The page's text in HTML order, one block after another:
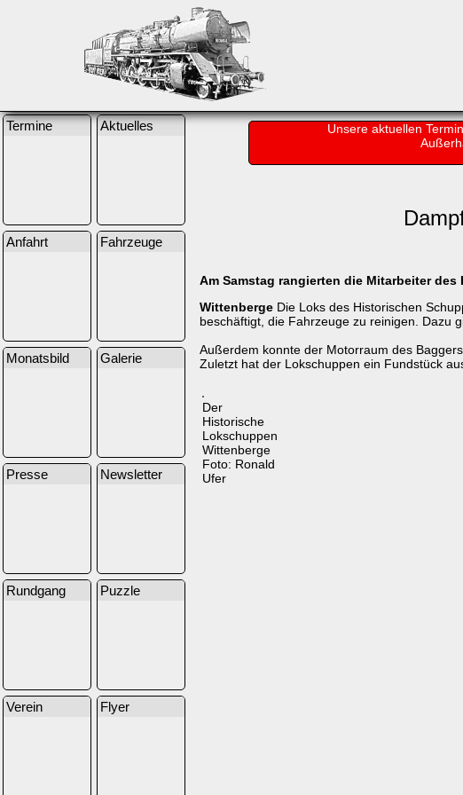
Termine Aktuelles
Anfahrt Fahrzeuge
Monatsbild Galerie
Presse Newsletter
Rundgang Puzzle
Verein Flyer
Unsere aktuellen
Am Samstag rangierten die Mitarbeiter
Wittenberge Die Loks des Historischen
beschäftigt, die Fahrzeuge zu reinigen. Dazu
Außerdem konnte der Motorraum des
Zuletzt hat der Lokschuppen ein Fundstück
Der
Historische
Lokschuppen
Wittenberge
Foto: Ronald
Ufer